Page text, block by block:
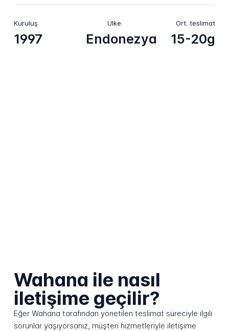
Kuruluş
1997
Ülke
Endonezya
Ort. teslimat
15-20g
Wahana ile nasıl
iletişime geçilir?
Eğer Wahana tarafından yönetilen teslimat süreciyle ilgili
sorunlar yaşıyorsanız, müşteri hizmetleriyle iletişime